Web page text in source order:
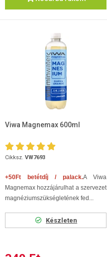
Viwa Magnemax 600ml
Cikksz. VW7693
+50Ft betétdíj / palack.A Viwa
Magnemax hozzájárulhat a szervezet
magnéziumszükségletének fed...
Készleten